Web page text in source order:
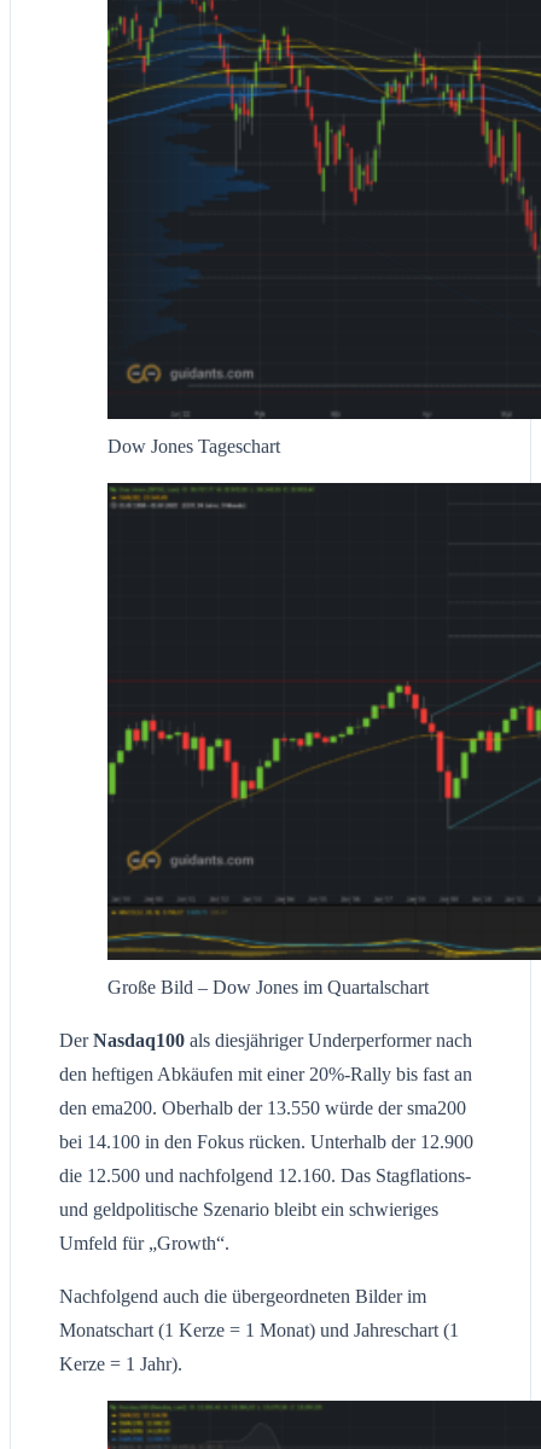
Dow Jones Tageschart
Große Bild – Dow Jones im Quartalschart
DerNasdaq100 als diesjähriger Underperformer nach
den heftigen Abkäufen mit einer 20%-Rally bis fast an
den ema200. Oberhalb der 13.550 würde der sma200
bei 14.100 in den Fokus rücken. Unterhalb der 12.900
die 12.500 und nachfolgend 12.160. Das Stagflations-
und geldpolitische Szenario bleibt ein schwieriges
Umfeld für „Growth“.
Nachfolgend auch die übergeordneten Bilder im
Monatschart (1 Kerze = 1 Monat) und Jahreschart (1
Kerze = 1 Jahr).